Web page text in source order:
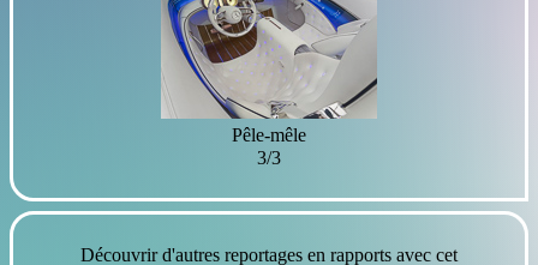
Pêle-mêle
3/3
Découvrir d'autres reportages en rapports avec cet